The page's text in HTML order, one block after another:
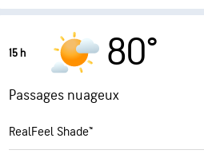
Humidité
Point de rosée
15 h 80°
Passages nuageux
RealFeel Shade™